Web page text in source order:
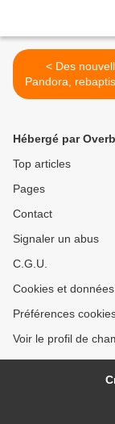
< Des nouvelles de
Pandora,
adoptée en
Hébergé par
Top articles
Pages
Contact
Signaler un abus
C.G.U.
Cookies et
Préférences
Voir le profil de